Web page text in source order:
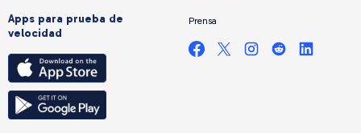
Apps para prueba de
velocidad
Prensa